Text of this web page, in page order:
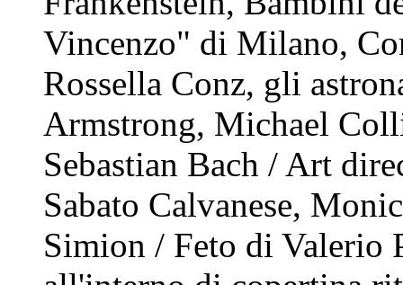
Vincenzo" di Milano,
Rossella Conz, gli
Armstrong, Michael
Sebastian Bach / Art
Sabato Calvanese,
Simion / Feto di Valerio